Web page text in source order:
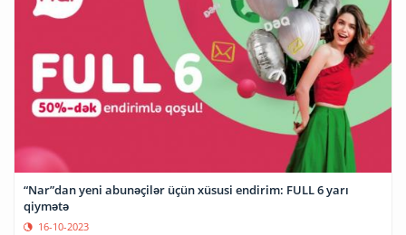
“Nar”dan yeni abunəçilər üçün xüsusi endirim: FULL 6 yarı
qiymətə
16-10-2023